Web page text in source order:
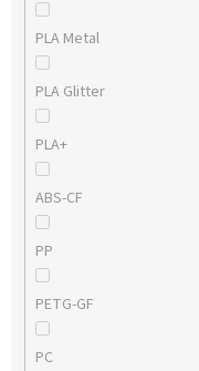
PLA Metal
PLA Glitter
PLA+
ABS-CF
PP
PETG-GF
PC